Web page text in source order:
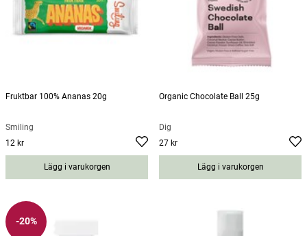
Fruktbar 100% Ananas 20g
Smiling
Pris
12 kr
Lägg i varukorgen
Organic Chocolate Ball 25g
Dig
Pris
27 kr
Lägg i varukorgen
-20%